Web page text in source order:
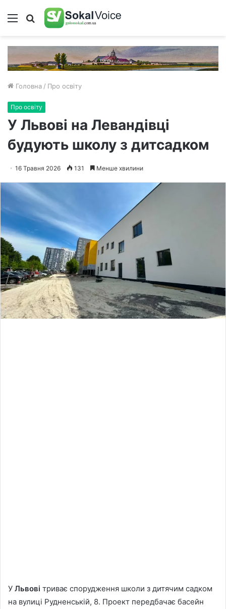
Меню Пошук
Головна / Про освіту
Про освіту
У Львові на Левандівці
будують школу з дитсадком
16 Травня 2026 131 Менше хвилини
У Львові триває спорудження школи з дитячим садком
на вулиці Рудненській, 8. Проект передбачає басейн